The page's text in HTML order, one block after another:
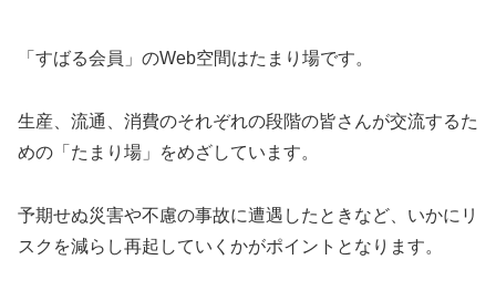
「すばる会員」のWeb空間はたまり場です。
生産、流通、消費のそれぞれの段階の皆さんが交流するた
めの「たまり場」をめざしています。
予期せぬ災害や不慮の事故に遭遇したときなど、いかにリ
スクを減らし再起していくかがポイントとなります。